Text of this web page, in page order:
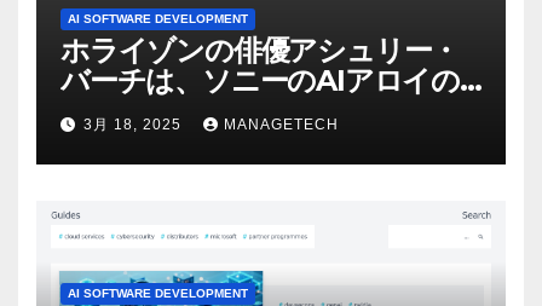
AI SOFTWARE DEVELOPMENT
ホライゾンの俳優アシュリー・
バーチは、ソニーのAIアロイの
ビデオを見て「ゲームパフォー
マンスという芸術形式に不安を
感じた」と語る – IGN
3月 18, 2025 MANAGETECH
AI SOFTWARE DEVELOPMENT